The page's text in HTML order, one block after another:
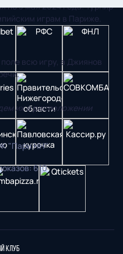
по 3 мая 2024 года. Турнир
играм в Париже.
всю игру, а Джиянов
их в расположении
"Пари НН"
:610
клуб